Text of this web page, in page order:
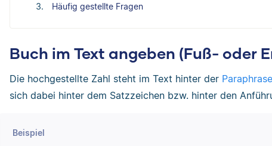
Häufig gestellte Fragen
Buch im Text angeben (Fuß- oder
Die hochgestellte Zahl steht im Text hinter der Paraphrase
sich dabei hinter dem Satzzeichen bzw. hinter den
Beispiel